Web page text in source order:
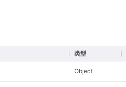
类型
Object